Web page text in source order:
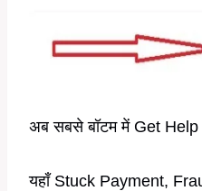
अब सबसे बॉटम में Get Help
यहाँ Stuck Payment,